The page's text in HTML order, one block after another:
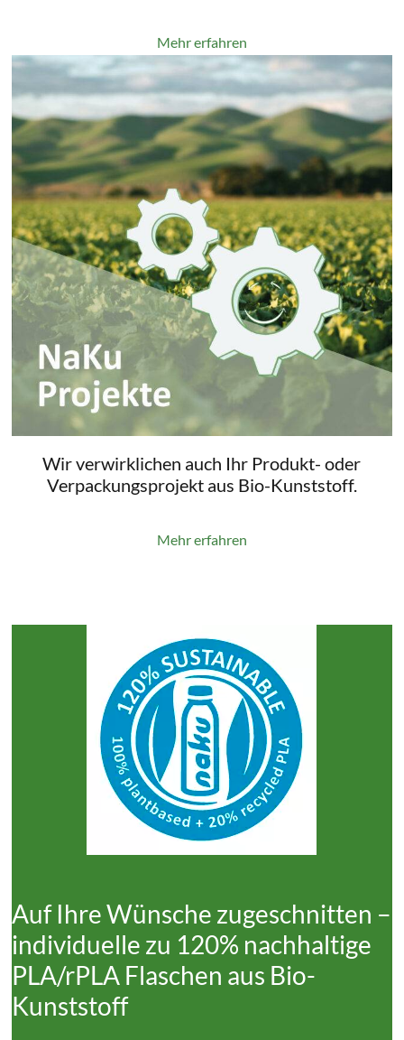
Mehr erfahren
Wir verwirklichen auch Ihr Produkt- oder
Verpackungsprojekt aus Bio-Kunststoff.
Mehr erfahren
Auf Ihre Wünsche zugeschnitten –
individuelle zu 120% nachhaltige
PLA/rPLA Flaschen aus Bio-
Kunststoff